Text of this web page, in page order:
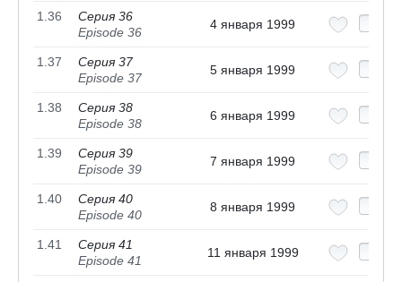
1.36
Серия 36
Episode 36
4 января 1999
1.37
Серия 37
Episode 37
5 января 1999
1.38
Серия 38
Episode 38
6 января 1999
1.39
Серия 39
Episode 39
7 января 1999
1.40
Серия 40
Episode 40
8 января 1999
1.41
Серия 41
Episode 41
11 января 1999